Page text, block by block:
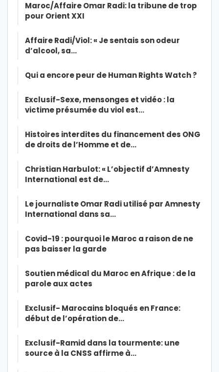
Maroc/Affaire Omar Radi: la tribune de trop
pour Orient XXI
Affaire Radi/Viol: « Je sentais son odeur
d’alcool, sa…
Qui a encore peur de Human Rights Watch ?
Exclusif-Sexe, mensonges et vidéo : la
victime présumée du viol est…
Histoires interdites du financement des ONG
de droits de l’Homme et de…
Christian Harbulot: « L’objectif d’Amnesty
International est de…
Le journaliste Omar Radi utilisé par Amnesty
International dans sa…
Covid-19 : pourquoi le Maroc a raison de ne
pas baisser la garde
Soutien médical du Maroc en Afrique : de la
parole aux actes
Exclusif- Marocains bloqués en France:
début de l’opération de…
Exclusif-Ramid dans la tourmente: une
source à la CNSS affirme à…